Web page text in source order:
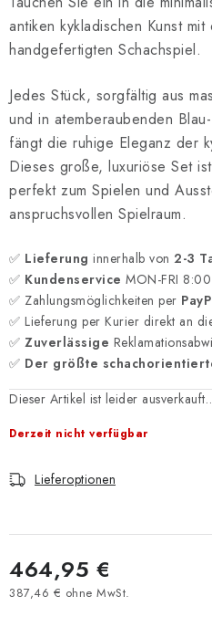
antiken kykladischen Kunst
handgefertigten Schachspiel.
Jedes Stück, sorgfältig aus
und in atemberaubenden
fängt die ruhige Eleganz der
Dieses große, luxuriöse Set
perfekt zum Spielen und
anspruchsvollen Spielraum.
✅ Lieferung innerhalb von 2-3
✅ Kundenservice MON-FRI
✅ Zahlungsmöglichkeiten per
✅ Lieferung per Kurier direkt an
✅ Zuverlässige
✅ Der größte
Dieser Artikel ist leider
Derzeit nicht verfügbar
Lieferoptionen
464,95 €
387,46 € ohne MwSt.